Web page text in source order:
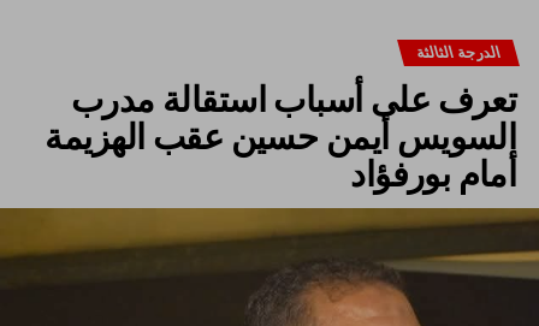
الدرجة الثالثة
تعرف على أسباب استقالة مدرب
السويس أيمن حسين عقب الهزيمة
أمام بورفؤاد